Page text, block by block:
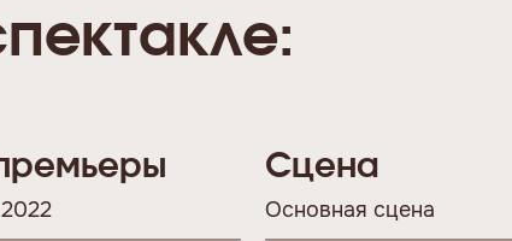
Сцена
Основная сцена